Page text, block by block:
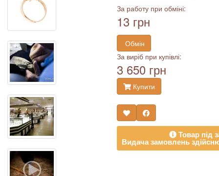
За работу при обміні:
13 грн
Обмін
За виріб при купівлі:
3 650 грн
Купити
Товар під
Видача замовлень